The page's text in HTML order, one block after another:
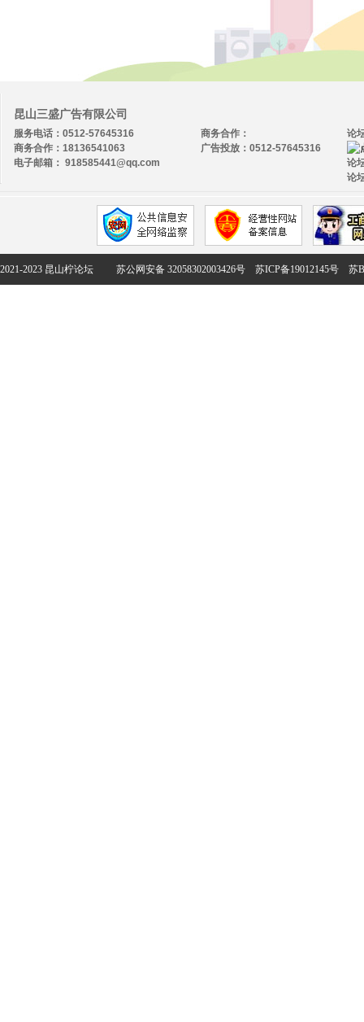
昆山三盛广告有限公司
服务电话：0512-57645316
商务合作：18136541063
电子邮箱： 918585441@qq.com
论
论
论
商务合作：
广告投放：0512-57645316
2021-2023 昆山柠论坛 苏公网安备 32058302003426号 苏ICP备19012145号 苏